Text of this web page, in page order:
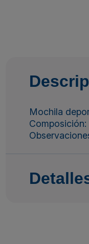
Mochila